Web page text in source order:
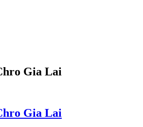
Gia Lai
Gia Lai